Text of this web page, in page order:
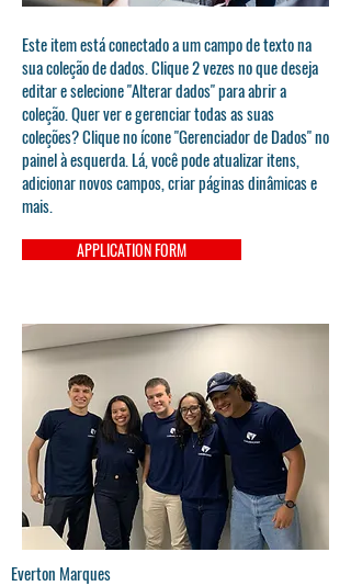
Este item está conectado a um campo de texto na
sua coleção de dados. Clique 2 vezes no que deseja
editar e selecione "Alterar dados" para abrir a
coleção. Quer ver e gerenciar todas as suas
coleções? Clique no ícone "Gerenciador de Dados" no
painel à esquerda. Lá, você pode atualizar itens,
adicionar novos campos, criar páginas dinâmicas e
mais.
APPLICATION FORM
Everton Marques